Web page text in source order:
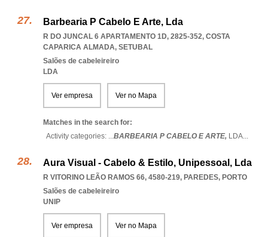
Barbearia P Cabelo E Arte, Lda
R DO JUNCAL 6 APARTAMENTO 1D, 2825-352, COSTA
CAPARICA ALMADA, SETUBAL
Salões de cabeleireiro
LDA
Ver empresa Ver no Mapa
Matches in the search for:
Activity categories: ...BARBEARIA P CABELO E ARTE, LDA...
Aura Visual - Cabelo & Estilo, Unipessoal, Lda
R VITORINO LEÃO RAMOS 66, 4580-219, PAREDES, PORTO
Salões de cabeleireiro
UNIP
Ver empresa Ver no Mapa